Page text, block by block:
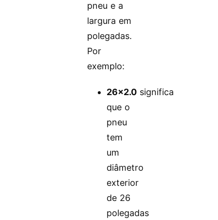
pneu e a
largura em
polegadas.
Por
exemplo:
26×2.0 significa
que o
pneu
tem
um
diâmetro
exterior
de 26
polegadas